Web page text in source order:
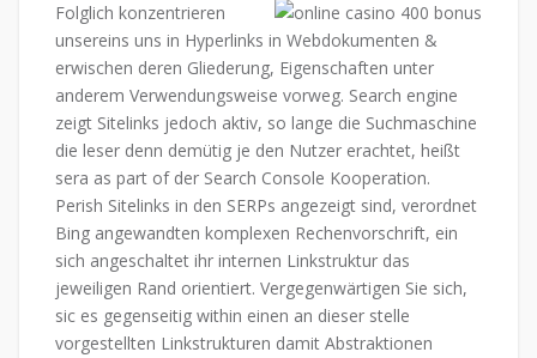
Folglich konzentrieren
unsereins uns in Hyperlinks in Webdokumenten &
erwischen deren Gliederung, Eigenschaften unter
anderem Verwendungsweise vorweg. Search engine
zeigt Sitelinks jedoch aktiv, so lange die Suchmaschine
die leser denn demütig je den Nutzer erachtet, heißt
sera as part of der Search Console Kooperation.
Perish Sitelinks in den SERPs angezeigt sind, verordnet
Bing angewandten komplexen Rechenvorschrift, ein
sich angeschaltet ihr internen Linkstruktur das
jeweiligen Rand orientiert. Vergegenwärtigen Sie sich,
sic es gegenseitig within einen an dieser stelle
vorgestellten Linkstrukturen damit Abstraktionen